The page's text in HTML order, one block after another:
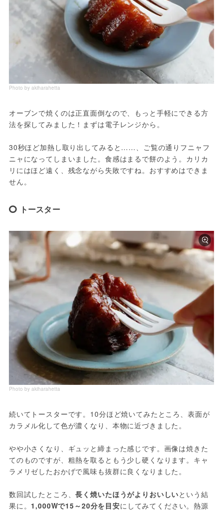
Photo by akiharahetta
オーブンで焼くのは正直面倒なので、もっと手軽にできる方
法を探してみました！まずは電子レンジから。
30秒ほど加熱し取り出してみると……、ご覧の通りフニャフ
ニャになってしまいました。食感はまるで餅のよう。カリカ
リにはほど遠く、残念ながら失敗ですね。おすすめはできま
せん。
トースター
Photo by akiharahetta
続いてトースターです。10分ほど焼いてみたところ、表面が
カラメル化して色が濃くなり、本物に近づきました。
やや小さくなり、ギュッと締まった感じです。画像は焼きた
てのものですが、粗熱を取るともう少し硬くなります。キャ
ラメリゼしたおかげで風味も抜群に良くなりました。
数回試したところ、長く焼いたほうがよりおいしいという結
果に。 1,000Wで15～20分を目安にしてみてください。熱源